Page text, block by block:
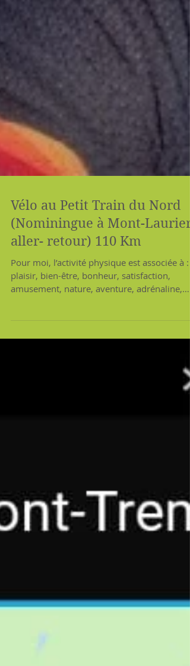
Vélo au Petit Train du Nord
(Nominingue à Mont-Laurier
aller- retour) 110 Km
plaisir, bien-être, bonheur, satisfaction,
amusement, nature, aventure, adrénaline,